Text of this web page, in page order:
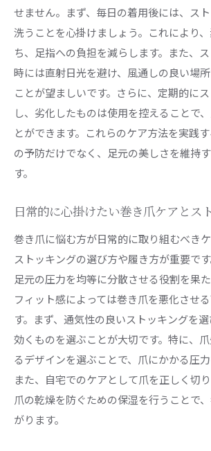
せません。まず、毎日の着用後には、ス
洗うことを心掛けましょう。これにより
ち、足指への負担を減らします。また、
時には直射日光を避け、風通しの良い場
ことが望ましいです。さらに、定期的に
し、劣化したものは使用を控えることで
とができます。これらのケア方法を実践
の予防だけでなく、足元の美しさを維持
す。
日常的に心掛けたい巻き爪ケアとス
巻き爪に悩む方が日常的に取り組むべきケ
ストッキングの選び方や履き方が重要で
足元の圧力を均等に分散させる役割を果
フィット感によっては巻き爪を悪化させ
す。まず、通気性の良いストッキングを
効くものを選ぶことが大切です。特に、
るデザインを選ぶことで、爪にかかる圧力
また、自宅でのケアとして爪を正しく切
爪の乾燥を防ぐための保湿を行うことで
がります。